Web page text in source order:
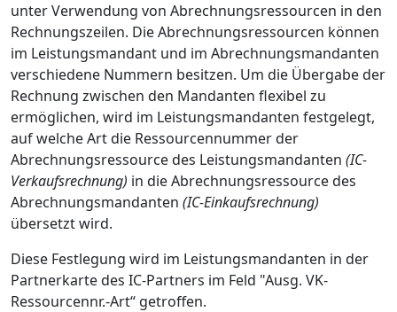
unter Verwendung von Abrechnungsressourcen in den
Rechnungszeilen. Die Abrechnungsressourcen können
im Leistungsmandant und im Abrechnungsmandanten
verschiedene Nummern besitzen. Um die Übergabe der
Rechnung zwischen den Mandanten flexibel zu
ermöglichen, wird im Leistungsmandanten festgelegt,
auf welche Art die Ressourcennummer der
Abrechnungsressource des Leistungsmandanten (IC-
Verkaufsrechnung) in die Abrechnungsressource des
Abrechnungsmandanten (IC-Einkaufsrechnung)
übersetzt wird.
Diese Festlegung wird im Leistungsmandanten in der
Partnerkarte des IC-Partners im Feld "Ausg. VK-
Ressourcennr.-Art“ getroffen.